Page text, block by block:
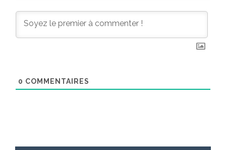
0 COMMENTAIRES